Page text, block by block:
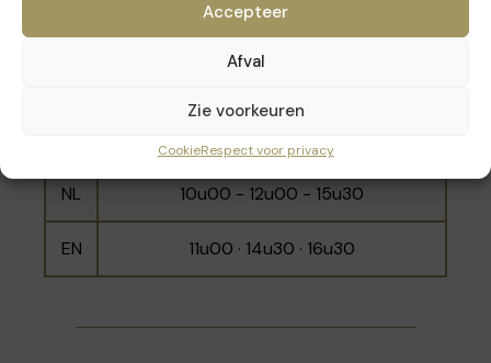
Accepteer
Afval
Zie voorkeuren
CookieRespect voor privacy
Tijdstippen
10u30 · 11u30 · 14u00 · 15u00· 16u00 ·
17u00
NL 10u00 - 12u00 - 15u30
EN 11u00 · 14u30 · 16u30